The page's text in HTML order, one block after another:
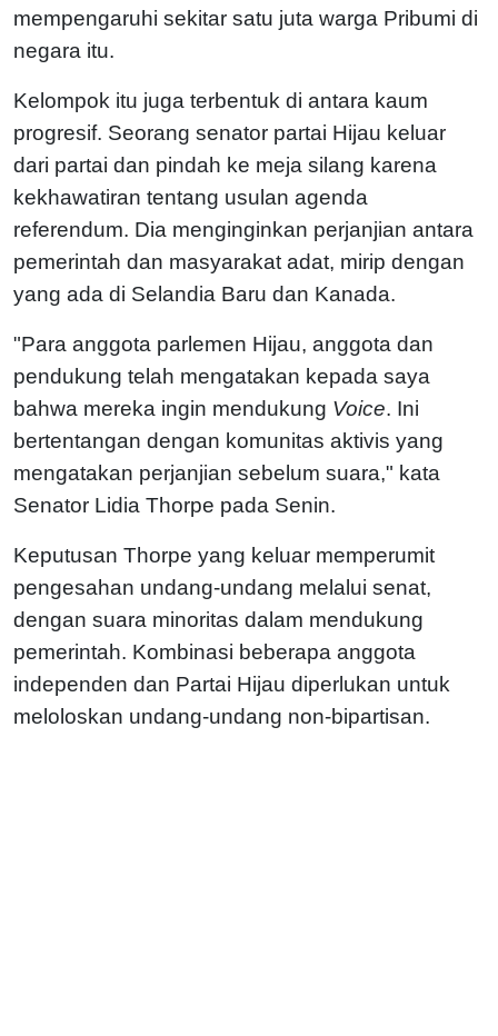
mempengaruhi sekitar satu juta warga Pribumi di
negara itu.
Kelompok itu juga terbentuk di antara kaum
progresif. Seorang senator partai Hijau keluar
dari partai dan pindah ke meja silang karena
kekhawatiran tentang usulan agenda
referendum. Dia menginginkan perjanjian antara
pemerintah dan masyarakat adat, mirip dengan
yang ada di Selandia Baru dan Kanada.
"Para anggota parlemen Hijau, anggota dan
pendukung telah mengatakan kepada saya
bahwa mereka ingin mendukung Voice. Ini
bertentangan dengan komunitas aktivis yang
mengatakan perjanjian sebelum suara," kata
Senator Lidia Thorpe pada Senin.
Keputusan Thorpe yang keluar memperumit
pengesahan undang-undang melalui senat,
dengan suara minoritas dalam mendukung
pemerintah. Kombinasi beberapa anggota
independen dan Partai Hijau diperlukan untuk
meloloskan undang-undang non-bipartisan.